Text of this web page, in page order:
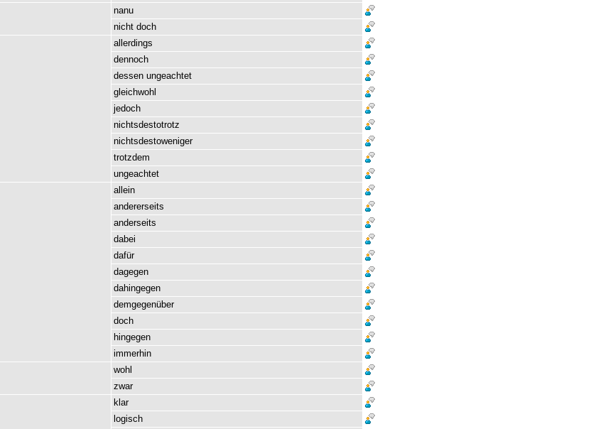
nanu
nicht doch
allerdings
dennoch
dessen ungeachtet
gleichwohl
jedoch
nichtsdestotrotz
nichtsdestoweniger
trotzdem
ungeachtet
allein
andererseits
anderseits
dabei
dafür
dagegen
dahingegen
demgegenüber
doch
hingegen
immerhin
wohl
zwar
klar
logisch